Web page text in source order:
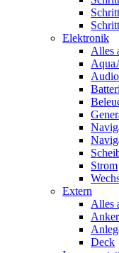
Elektronik
Alles
Audio
Strom
Extern
Alles
Anker
Deck